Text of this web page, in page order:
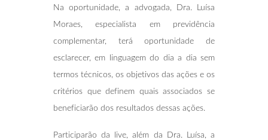
Na oportunidade, a advogada, Dra. Luísa
Moraes, especialista em previdência
complementar, terá oportunidade de
esclarecer, em linguagem do dia a dia sem
termos técnicos, os objetivos das ações e os
critérios que definem quais associados se
beneficiarão dos resultados dessas ações.
Participarão da live, além da Dra. Luísa, a